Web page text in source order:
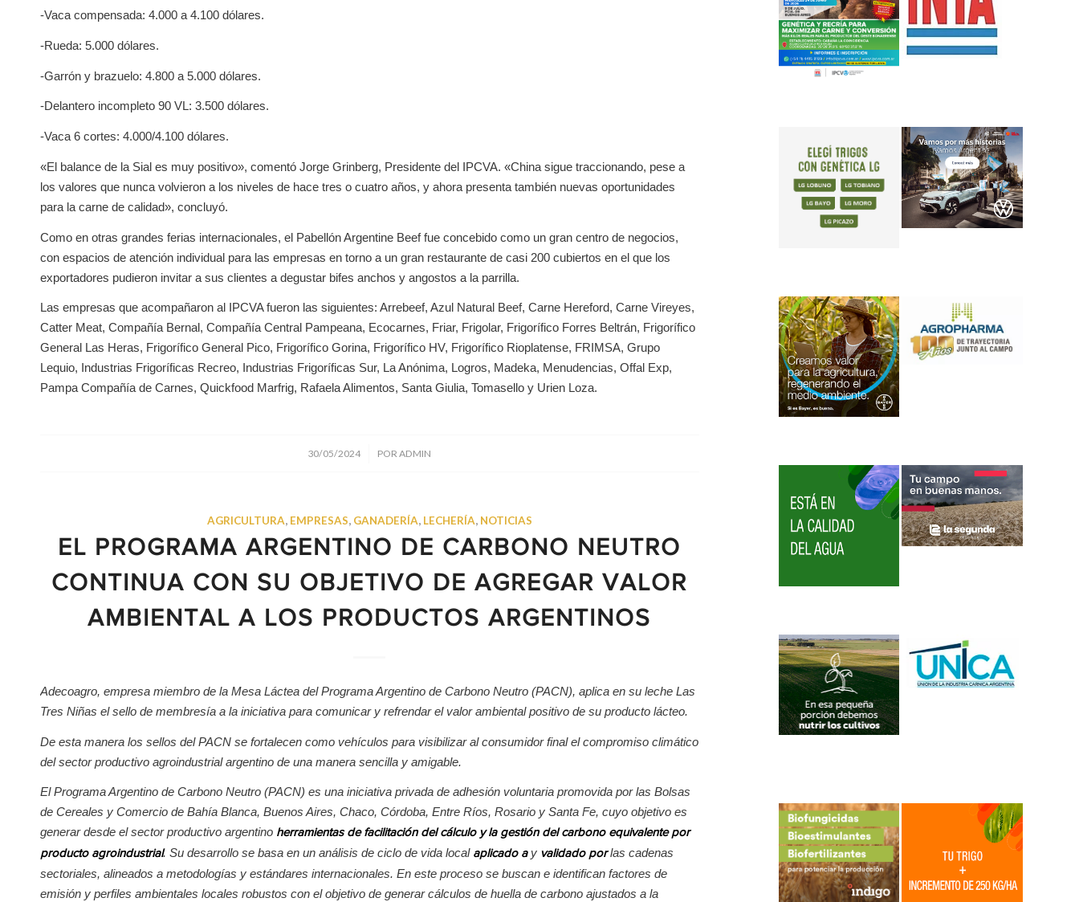
-Vaca compensada: 4.000 a 4.100 dólares.
-Rueda: 5.000 dólares.
-Garrón y brazuelo: 4.800 a 5.000 dólares.
-Delantero incompleto 90 VL: 3.500 dólares.
-Vaca 6 cortes: 4.000/4.100 dólares.
«El balance de la Sial es muy positivo», comentó Jorge Grinberg, Presidente del IPCVA. «China sigue traccionando, pese a
los valores que nunca volvieron a los niveles de hace tres o cuatro años, y ahora presenta también nuevas oportunidades
para la carne de calidad», concluyó.
Como en otras grandes ferias internacionales, el Pabellón Argentine Beef fue concebido como un gran centro de negocios,
con espacios de atención individual para las empresas en torno a un gran restaurante de casi 200 cubiertos en el que los
exportadores pudieron invitar a sus clientes a degustar bifes anchos y angostos a la parrilla.
Las empresas que acompañaron al IPCVA fueron las siguientes: Arrebeef, Azul Natural Beef, Carne Hereford, Carne Vireyes,
Catter Meat, Compañía Bernal, Compañía Central Pampeana, Ecocarnes, Friar, Frigolar, Frigorífico Forres Beltrán, Frigorífico
General Las Heras, Frigorífico General Pico, Frigorífico Gorina, Frigorífico HV, Frigorífico Rioplatense, FRIMSA, Grupo
Lequio, Industrias Frigoríficas Recreo, Industrias Frigoríficas Sur, La Anónima, Logros, Madeka, Menudencias, Offal Exp,
Pampa Compañía de Carnes, Quickfood Marfrig, Rafaela Alimentos, Santa Giulia, Tomasello y Urien Loza.
30/05/2024
/ PORADMIN
AGRICULTURA, EMPRESAS, GANADERÍA, LECHERÍA, NOTICIAS
EL PROGRAMA ARGENTINO DE CARBONO NEUTRO
CONTINUA CON SU OBJETIVO DE AGREGAR VALOR
AMBIENTAL A LOS PRODUCTOS ARGENTINOS
Adecoagro, empresa miembro de la Mesa Láctea del Programa Argentino de Carbono Neutro (PACN), aplica en su leche Las
Tres Niñas el sello de membresía a la iniciativa para comunicar y refrendar el valor ambiental positivo de su producto lácteo.
De esta manera los sellos del PACN se fortalecen como vehículos para visibilizar al consumidor final el compromiso climático
del sector productivo agroindustrial argentino de una manera sencilla y amigable.
El Programa Argentino de Carbono Neutro (PACN) es una iniciativa privada de adhesión voluntaria promovida por las Bolsas
de Cereales y Comercio de Bahía Blanca, Buenos Aires, Chaco, Córdoba, Entre Ríos, Rosario y Santa Fe, cuyo objetivo es
generar desde el sector productivo argentino herramientas de facilitación del cálculo y la gestión del carbono equivalente por
producto agroindustrial. Su desarrollo se basa en un análisis de ciclo de vida local aplicado ay validado porlas cadenas
sectoriales, alineados a metodologías y estándares internacionales. En este proceso se buscan e identifican factores de
emisión y perfiles ambientales locales robustos con el objetivo de generar cálculos de huella de carbono ajustados a la